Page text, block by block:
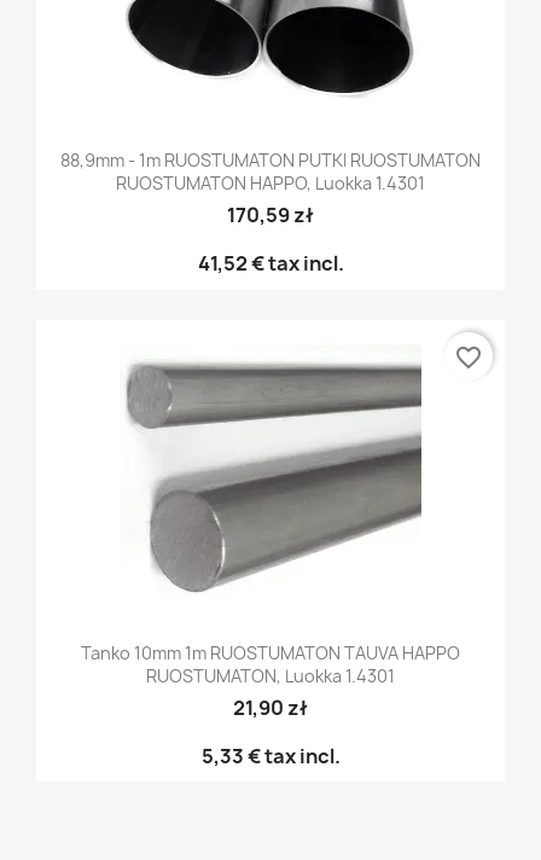
88,9mm - 1m RUOSTUMATON PUTKI RUOSTUMATON
RUOSTUMATON HAPPO, Luokka 1.4301
170,59 zł
41,52 €tax incl.
Tanko 10mm 1m RUOSTUMATON TAUVA HAPPO
RUOSTUMATON, Luokka 1.4301
21,90 zł
5,33 €tax incl.
favorite_border